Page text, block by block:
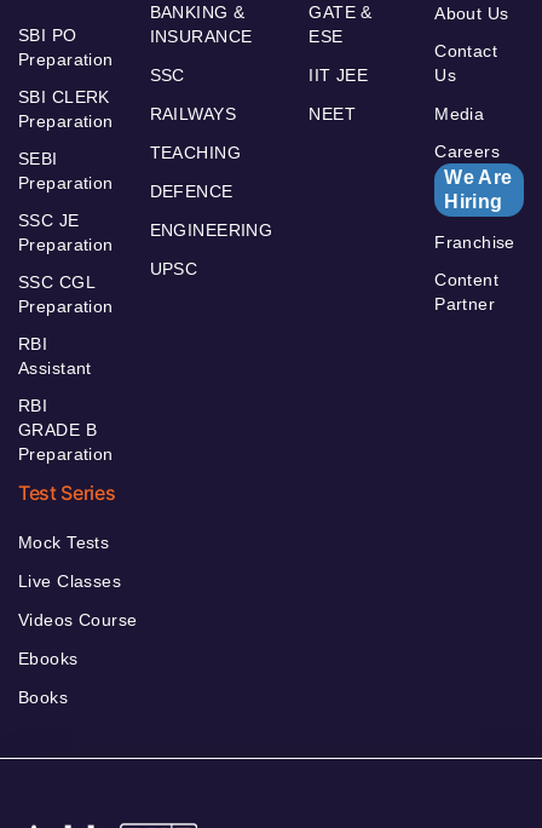
SBI PO
Preparation
SBI CLERK
Preparation
SEBI
Preparation
SSC JE
Preparation
SSC CGL
Preparation
RBI
Assistant
RBI
GRADE B
Preparation
BANKING &
INSURANCE
SSC
RAILWAYS
TEACHING
DEFENCE
ENGINEERING
UPSC
GATE &
ESE
IIT JEE
NEET
About Us
Contact
Us
Media
Careers
We Are
Hiring
Franchise
Content
Partner
Test Series
Mock Tests
Live Classes
Videos Course
Ebooks
Books